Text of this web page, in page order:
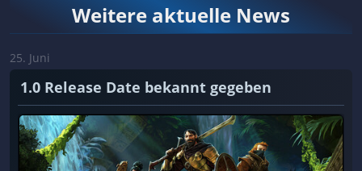
Weitere aktuelle News
25. Juni
1.0 Release Date bekannt gegeben